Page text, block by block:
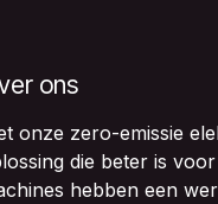
ons
onze zero-emissie
die beter is
hebben een